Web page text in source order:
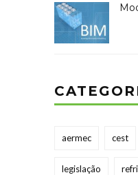
aermec cest
legislação